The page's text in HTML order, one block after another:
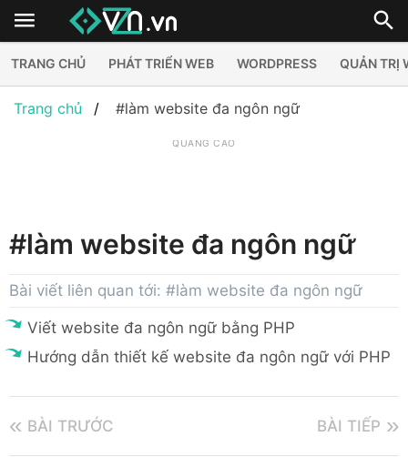
TRANG CHỦ PHÁT TRIỂN WEB WORDPRESS QUẢN TRỊ
Trang chủ #làm website đa ngôn ngữ
QUẢNG CÁO
#làm website đa ngôn ngữ
Bài viết liên quan tới: #làm website đa ngôn ngữ
Viết website đa ngôn ngữ bằng PHP
Hướng dẫn thiết kế website đa ngôn ngữ với PHP
BÀI TRƯỚC BÀI TIẾP